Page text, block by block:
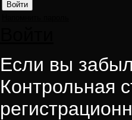
Если вы
Контрольная